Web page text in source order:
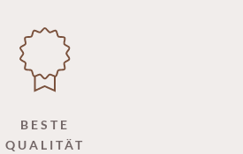
BESTE
QUALITÄT